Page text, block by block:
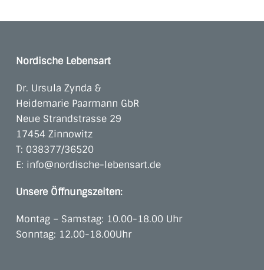
Nordische Lebensart
Dr. Ursula Zynda &
Heidemarie Paarmann GbR
Neue Strandstrasse 29
17454 Zinnowitz
T: 038377/36520
E: info@nordische-lebensart.de
Unsere Öffnungszeiten:
Montag – Samstag: 10.00-18.00 Uhr
Sonntag: 12.00-18.00Uhr